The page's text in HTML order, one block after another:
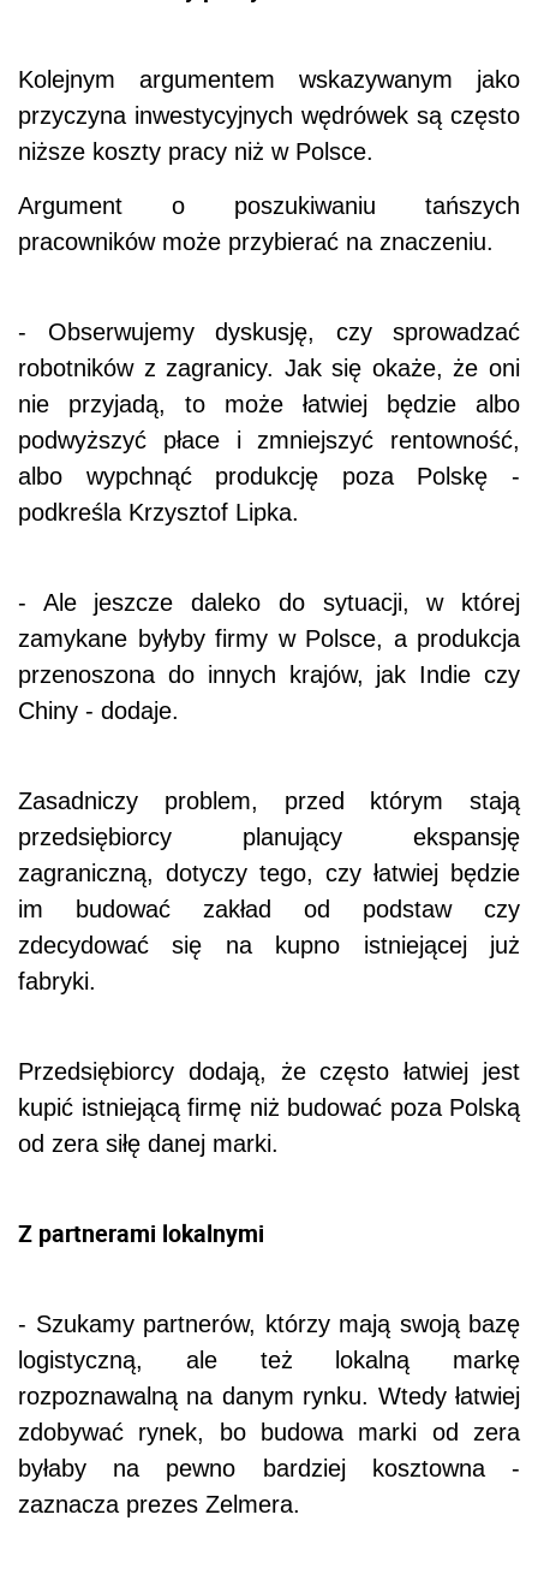
Kolejnym argumentem wskazywanym jako
przyczyna inwestycyjnych wędrówek są często
niższe koszty pracy niż w Polsce.
Argument o poszukiwaniu tańszych
pracowników może przybierać na znaczeniu.
- Obserwujemy dyskusję, czy sprowadzać
robotników z zagranicy. Jak się okaże, że oni
nie przyjadą, to może łatwiej będzie albo
podwyższyć płace i zmniejszyć rentowność,
albo wypchnąć produkcję poza Polskę -
podkreśla Krzysztof Lipka.
- Ale jeszcze daleko do sytuacji, w której
zamykane byłyby firmy w Polsce, a produkcja
przenoszona do innych krajów, jak Indie czy
Chiny - dodaje.
Zasadniczy problem, przed którym stają
przedsiębiorcy planujący ekspansję
zagraniczną, dotyczy tego, czy łatwiej będzie
im budować zakład od podstaw czy
zdecydować się na kupno istniejącej już
fabryki.
Przedsiębiorcy dodają, że często łatwiej jest
kupić istniejącą firmę niż budować poza Polską
od zera siłę danej marki.
Z partnerami lokalnymi
- Szukamy partnerów, którzy mają swoją bazę
logistyczną, ale też lokalną markę
rozpoznawalną na danym rynku. Wtedy łatwiej
zdobywać rynek, bo budowa marki od zera
byłaby na pewno bardziej kosztowna -
zaznacza prezes Zelmera.